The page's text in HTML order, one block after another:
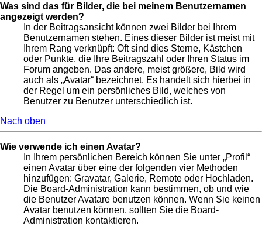
Was sind das für Bilder, die bei meinem Benutzernamen
angezeigt werden?
In der Beitragsansicht können zwei Bilder bei Ihrem
Benutzernamen stehen. Eines dieser Bilder ist meist mit
Ihrem Rang verknüpft: Oft sind dies Sterne, Kästchen
oder Punkte, die Ihre Beitragszahl oder Ihren Status im
Forum angeben. Das andere, meist größere, Bild wird
auch als „Avatar“ bezeichnet. Es handelt sich hierbei in
der Regel um ein persönliches Bild, welches von
Benutzer zu Benutzer unterschiedlich ist.
Nach oben
Wie verwende ich einen Avatar?
In Ihrem persönlichen Bereich können Sie unter „Profil“
einen Avatar über eine der folgenden vier Methoden
hinzufügen: Gravatar, Galerie, Remote oder Hochladen.
Die Board-Administration kann bestimmen, ob und wie
die Benutzer Avatare benutzen können. Wenn Sie keinen
Avatar benutzen können, sollten Sie die Board-
Administration kontaktieren.